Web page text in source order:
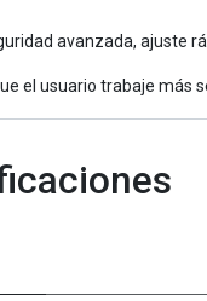
avanzada, ajuste
el usuario trabaje más